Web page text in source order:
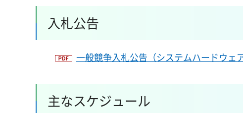
入札公告
一般競争入札公告（システムハードウェ
主なスケジュール